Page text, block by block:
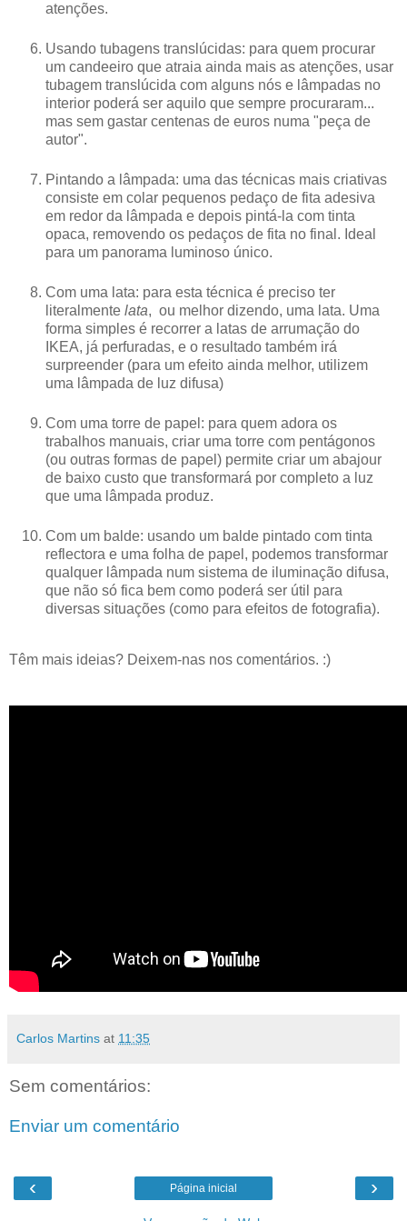
atenções.
Usando tubagens translúcidas: para quem procurar
um candeeiro que atraia ainda mais as atenções, usar
tubagem translúcida com alguns nós e lâmpadas no
interior poderá ser aquilo que sempre procuraram...
mas sem gastar centenas de euros numa "peça de
autor".
Pintando a lâmpada: uma das técnicas mais criativas
consiste em colar pequenos pedaço de fita adesiva
em redor da lâmpada e depois pintá-la com tinta
opaca, removendo os pedaços de fita no final. Ideal
para um panorama luminoso único.
Com uma lata: para esta técnica é preciso ter
literalmente lata, ou melhor dizendo, uma lata. Uma
forma simples é recorrer a latas de arrumação do
IKEA, já perfuradas, e o resultado também irá
surpreender (para um efeito ainda melhor, utilizem
uma lâmpada de luz difusa)
Com uma torre de papel: para quem adora os
trabalhos manuais, criar uma torre com pentágonos
(ou outras formas de papel) permite criar um abajour
de baixo custo que transformará por completo a luz
que uma lâmpada produz.
Com um balde: usando um balde pintado com tinta
reflectora e uma folha de papel, podemos transformar
qualquer lâmpada num sistema de iluminação difusa,
que não só fica bem como poderá ser útil para
diversas situações (como para efeitos de fotografia).
Têm mais ideias? Deixem-nas nos comentários. :)
Carlos Martins at 11:35
Sem comentários:
Enviar um comentário
‹ ›
Página inicial